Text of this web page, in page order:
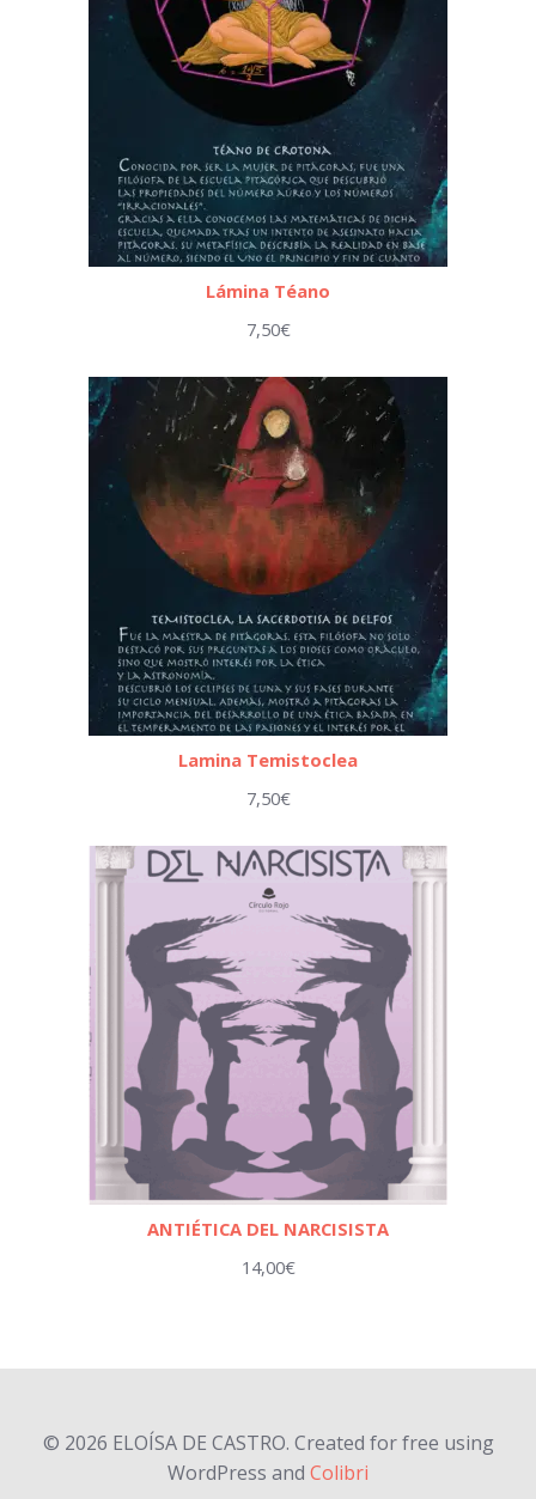
Lámina Téano
7,50€
Lamina Temistoclea
7,50€
ANTIÉTICA DEL NARCISISTA
14,00€
© 2026 ELOÍSA DE CASTRO. Created for free using
WordPress and Colibri